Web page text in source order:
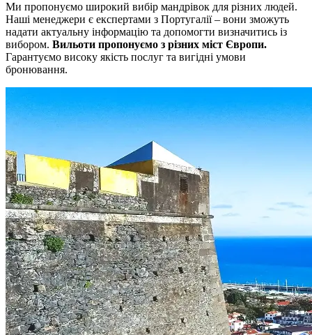
Ми пропонуємо широкий вибір мандрівок для різних людей.
Наші менеджери є експертами з Португалії – вони зможуть
надати актуальну інформацію та допомогти визначитись із
вибором. Вильоти пропонуємо з різних міст Європи.
Гарантуємо високу якість послуг та вигідні умови
бронювання.